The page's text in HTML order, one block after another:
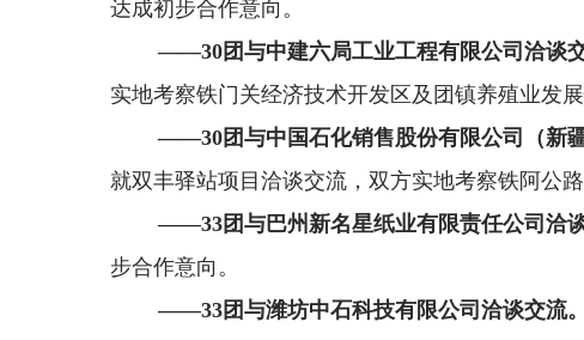
达成初步合作意向。
——30团与中建六局工业工程有限公司洽谈
实地考察铁门关经济技术开发区及团镇养殖业发
——30团与中国石化销售股份有限公司（新
就双丰驿站项目洽谈交流 ， 双方实地考察铁阿公
——33团与巴州新名星纸业有限责任公司洽
步合作意向。
——33团与潍坊中石科技有限公司洽谈交流